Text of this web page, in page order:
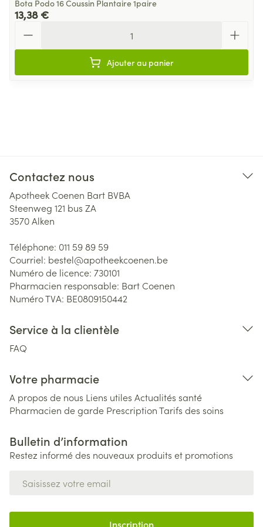
Bota Podo 16 Coussin Plantaire 1paire
13,38 €
Ajouter au panier
Contactez nous
Apotheek Coenen Bart BVBA
Steenweg 121 bus ZA
3570Alken
Téléphone: 011 59 89 59
Courriel: bestel@apotheekcoenen.be
Numéro de licence: 730101
Pharmacien responsable: Bart Coenen
Numéro TVA: BE0809150442
Service à la clientèle
FAQ
Votre pharmacie
A propos de nous Liens utiles Actualités santé
Pharmacien de garde PrescriptionTarifs des soins
Bulletin d’information
Restez informé des nouveaux produits et promotions
Inscription